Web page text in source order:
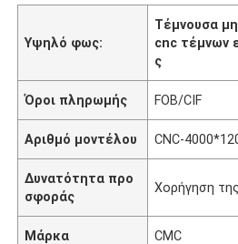
Υψηλό φως:
Τέμνουσα
cnc τέμνων
ς
Όροι πληρωμής FOB/CIF
Αριθμό μοντέλου CNC-
Δυνατότητα προ
σφοράς
Χορήγηση
Μάρκα CMC